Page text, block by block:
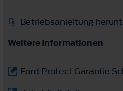
Betriebsanleitung
Weitere Informationen
Ford Protect Garantie